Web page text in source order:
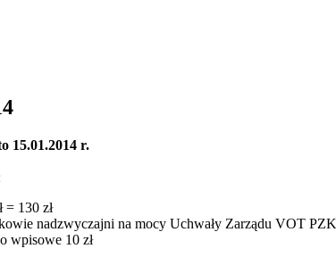
15.01.2014 r.
= 130 zł
nadzwyczajni na mocy Uchwały Zarządu VOT
wpisowe 10 zł